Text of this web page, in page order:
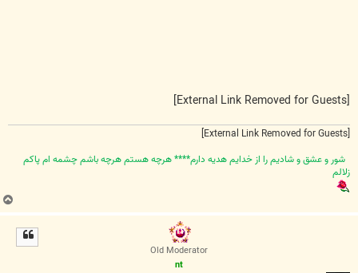
[External Link Removed for Guests]
[External Link Removed for Guests]
شور و عشق و شاديم را از خدايم هديه دارم**** هرچه هستم هرچه باشم چشمه ام پاکم
زلالم
Old Moderator
nt